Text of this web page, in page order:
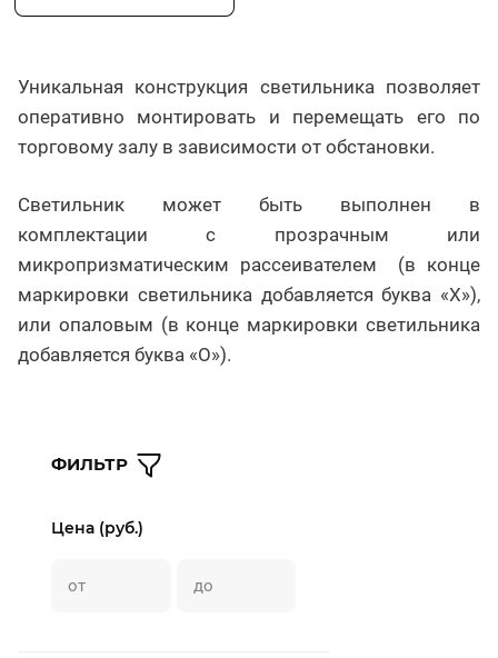
ФИЛЬТР
Цена (руб.)
Уникальная конструкция светильника позволяет
оперативно монтировать и перемещать его по
торговому залу в зависимости от обстановки.
Светильник может быть выполнен в
комплектации с прозрачным или
микропризматическим рассеивателем (в конце
маркировки светильника добавляется буква «Х»),
или опаловым (в конце маркировки светильника
добавляется буква «О»).